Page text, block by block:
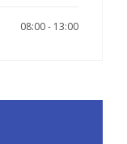
08:00 - 13:00